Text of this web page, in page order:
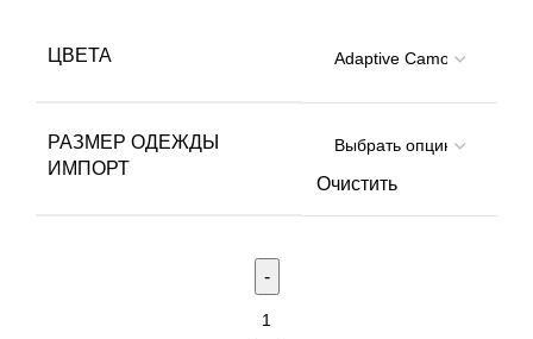
ЦВЕТА
РАЗМЕР ОДЕЖДЫ
ИМПОРТ
Очистить